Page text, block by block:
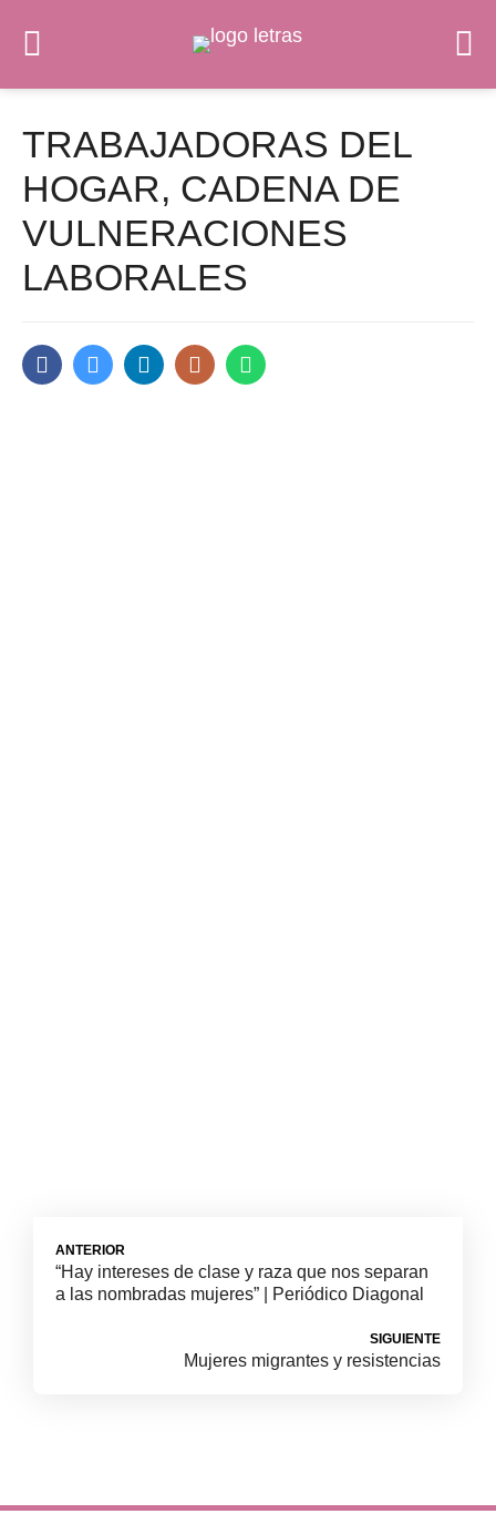
TRABAJADORAS DEL
HOGAR, CADENA DE
VULNERACIONES
LABORALES
ANTERIOR
“Hay intereses de clase y raza que nos separan
a las nombradas mujeres” | Periódico Diagonal
SIGUIENTE
Mujeres migrantes y resistencias